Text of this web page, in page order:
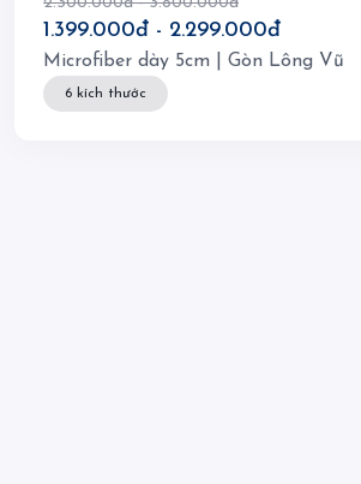
1.399.000đ - 2.299.000đ
Microfiber dày 5cm | Gòn Lông Vũ
6 kích thước